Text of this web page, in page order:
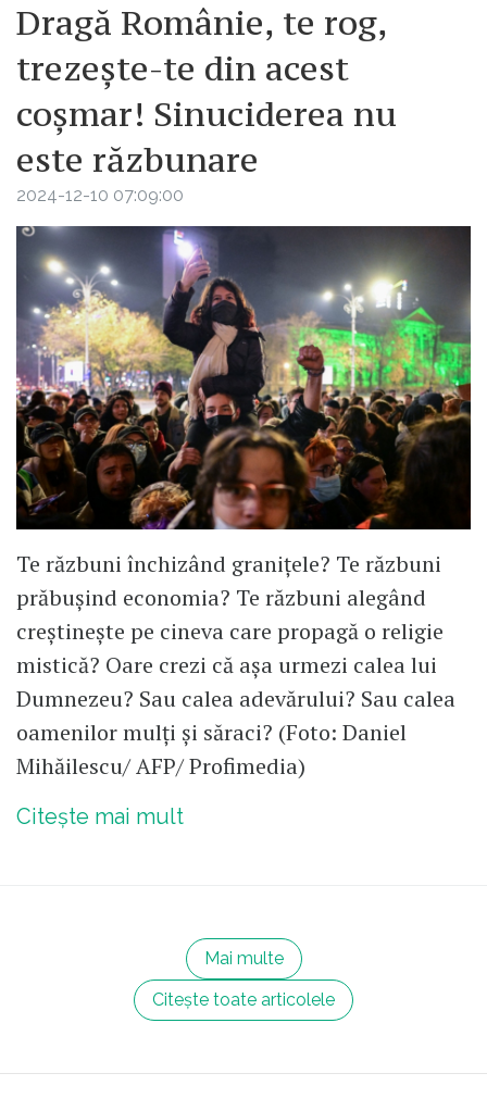
Dragă Românie, te rog,
trezește-te din acest
coșmar! Sinuciderea nu
este răzbunare
2024-12-10 07:09:00
Te răzbuni închizând granițele? Te răzbuni
prăbușind economia? Te răzbuni alegând
creștinește pe cineva care propagă o religie
mistică? Oare crezi că așa urmezi calea lui
Dumnezeu? Sau calea adevărului? Sau calea
oamenilor mulți și săraci? (Foto: Daniel
Mihăilescu/ AFP/ Profimedia)
Citește mai mult
Mai multe
Citește toate articolele